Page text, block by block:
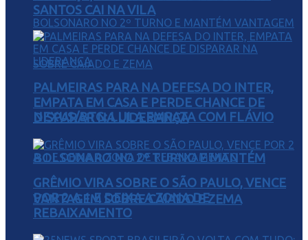
NEXUS/BTG: LULA EMPATA COM FLÁVIO
BOLSONARO NO 2º TURNO E MANTÉM
VANTAGEM SOBRE CAIADO E ZEMA
SANTOS CAI NA VILA
PALMEIRAS PARA NA DEFESA DO INTER,
EMPATA EM CASA E PERDE CHANCE DE
DISPARAR NA LIDERANÇA
GRÊMIO VIRA SOBRE O SÃO PAULO, VENCE
POR 2 A 1 E DEIXA A ZONA DE
REBAIXAMENTO